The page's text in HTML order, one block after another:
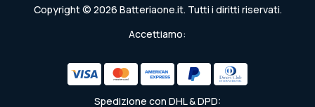
Copyright © 2026 Batteriaone.it. Tutti i diritti riservati.
Accettiamo:
Spedizione con DHL & DPD: